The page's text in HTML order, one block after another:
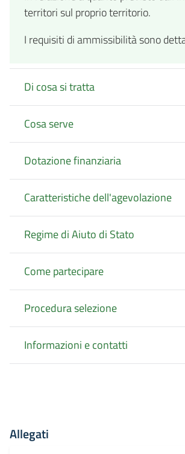
territori sul proprio territorio.
I requisiti di ammissibilità sono
Di cosa si tratta
Cosa serve
Dotazione finanziaria
Caratteristiche dell'agevolazione
Regime di Aiuto di Stato
Come partecipare
Procedura selezione
Informazioni e contatti
Allegati